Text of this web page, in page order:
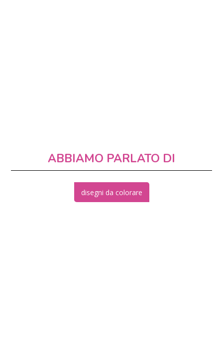
ABBIAMO PARLATO DI
disegni da colorare